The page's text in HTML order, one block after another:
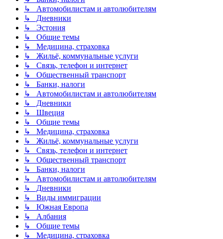
↳ Автомобилистам и автолюбителям
↳ Дневники
↳ Эстония
↳ Общие темы
↳ Медицина, страховка
↳ Жильё, коммунальные услуги
↳ Связь, телефон и интернет
↳ Общественный транспорт
↳ Банки, налоги
↳ Автомобилистам и автолюбителям
↳ Дневники
↳ Швеция
↳ Общие темы
↳ Медицина, страховка
↳ Жильё, коммунальные услуги
↳ Связь, телефон и интернет
↳ Общественный транспорт
↳ Банки, налоги
↳ Автомобилистам и автолюбителям
↳ Дневники
↳ Виды иммиграции
↳ Южная Европа
↳ Албания
↳ Общие темы
↳ Медицина, страховка